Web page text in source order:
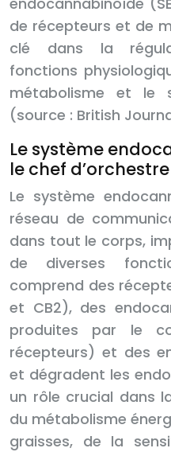
de récepteurs et de
clé dans la
fonctions
métabolisme et le
(source : British
Le système
le chef
Le système
réseau de
dans tout le corps,
de diverses
comprend des
et CB2), des
produites par le
récepteurs) et des
et dégradent les
un rôle crucial dans
du métabolisme
graisses, de la